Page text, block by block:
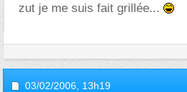
zut je me suis fait grillée...
03/02/2006, 13h19